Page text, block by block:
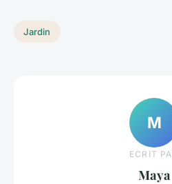
Jardin
M
ECRIT
Maya